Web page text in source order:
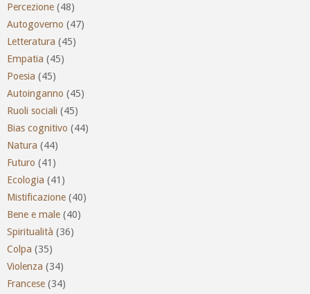
Percezione (48)
Autogoverno (47)
Letteratura (45)
Empatia (45)
Poesia (45)
Autoinganno (45)
Ruoli sociali (45)
Bias cognitivo (44)
Natura (44)
Futuro (41)
Ecologia (41)
Mistificazione (40)
Bene e male (40)
Spiritualità (36)
Colpa (35)
Violenza (34)
Francese (34)